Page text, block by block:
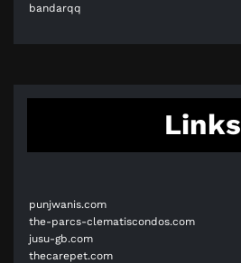
bandarqq
Links
punjwanis.com
the-parcs-clematiscondos.com
jusu-gb.com
thecarepet.com